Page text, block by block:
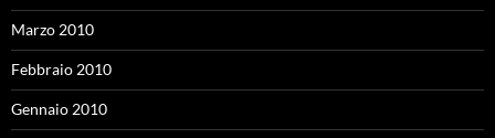
Marzo 2010
Febbraio 2010
Gennaio 2010